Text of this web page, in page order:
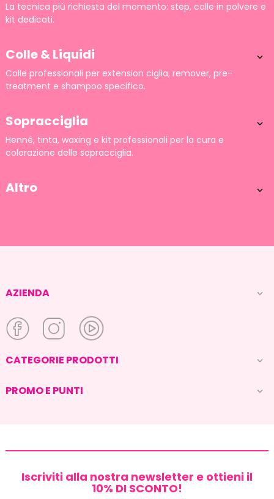
La tecnica più richiesta del momento: step, colle in polvere e
kit dedicati.
Colle & Liquidi 
Colle professionali per extension ciglia, remover, pre-
treatment e shampoo specifico.
Sopracciglia 
Henné, tinta, waxing e kit professionali per la cura e
colorazione delle sopracciglia.
Altro 
AZIENDA 
CATEGORIE PRODOTTI 
PROMO E PUNTI 
Iscriviti alla nostra newsletter e ottieni il
10% DI SCONTO!